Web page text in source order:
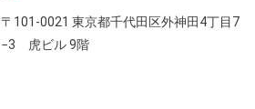
〒101-0021 東京都千代田区外神田4丁目7
−3 虎ビル 9階